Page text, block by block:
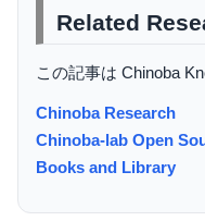
Related
この記事は Chinoba
Chinoba Research
Chinoba-lab Open
Books and Library